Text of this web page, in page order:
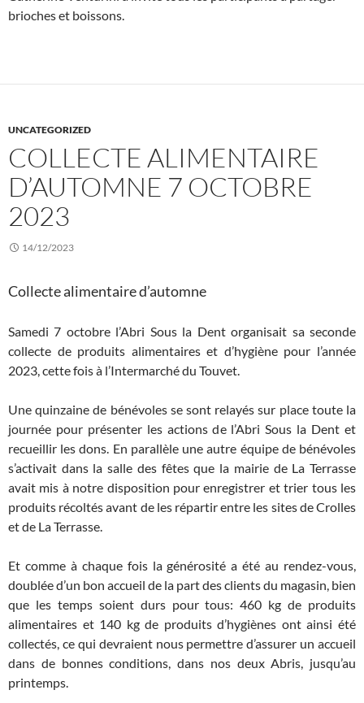
brioches et boissons.
UNCATEGORIZED
COLLECTE ALIMENTAIRE
D’AUTOMNE 7 OCTOBRE
2023
14/12/2023
Collecte alimentaire d’automne
Samedi 7 octobre l’Abri Sous la Dent organisait sa seconde
collecte de produits alimentaires et d’hygiène pour l’année
2023, cette fois à l’Intermarché du Touvet.
Une quinzaine de bénévoles se sont relayés sur place toute la
journée pour présenter les actions de l’Abri Sous la Dent et
recueillir les dons. En parallèle une autre équipe de bénévoles
s’activait dans la salle des fêtes que la mairie de La Terrasse
avait mis à notre disposition pour enregistrer et trier tous les
produits récoltés avant de les répartir entre les sites de Crolles
et de La Terrasse.
Et comme à chaque fois la générosité a été au rendez-vous,
doublée d’un bon accueil de la part des clients du magasin, bien
que les temps soient durs pour tous: 460 kg de produits
alimentaires et 140 kg de produits d’hygiènes ont ainsi été
collectés, ce qui devraient nous permettre d’assurer un accueil
dans de bonnes conditions, dans nos deux Abris, jusqu’au
printemps.